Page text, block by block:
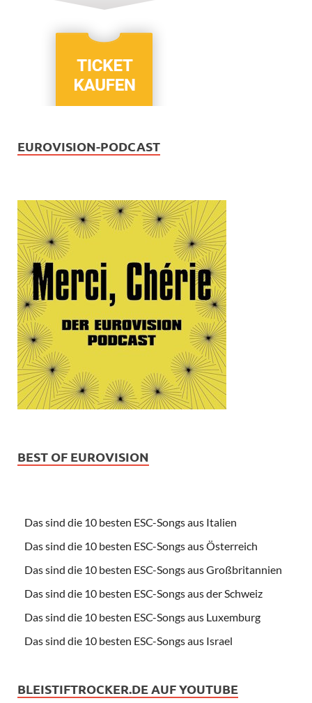
EUROVISION-PODCAST
BEST OF EUROVISION
Das sind die 10 besten ESC-Songs aus Italien
Das sind die 10 besten ESC-Songs aus Österreich
Das sind die 10 besten ESC-Songs aus Großbritannien
Das sind die 10 besten ESC-Songs aus der Schweiz
Das sind die 10 besten ESC-Songs aus Luxemburg
Das sind die 10 besten ESC-Songs aus Israel
BLEISTIFTROCKER.DE AUF YOUTUBE